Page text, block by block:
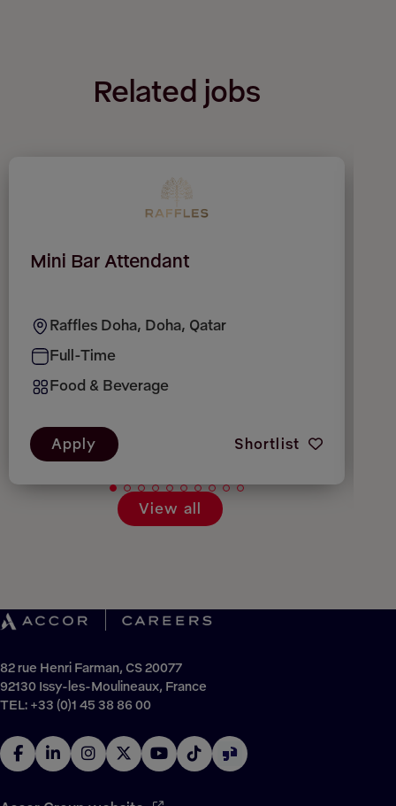
Related jobs
Mini Bar Attendant
Raffles Doha, Doha, Qatar
Full-Time
Food & Beverage
Apply Shortlist
View all
82 rue Henri Farman, CS 20077
92130 Issy-les-Moulineaux, France
TEL: +33 (0)1 45 38 86 00